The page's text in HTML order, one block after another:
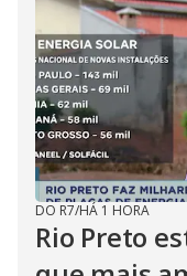
DO R7/HÁ 1 HORA
Rio Preto